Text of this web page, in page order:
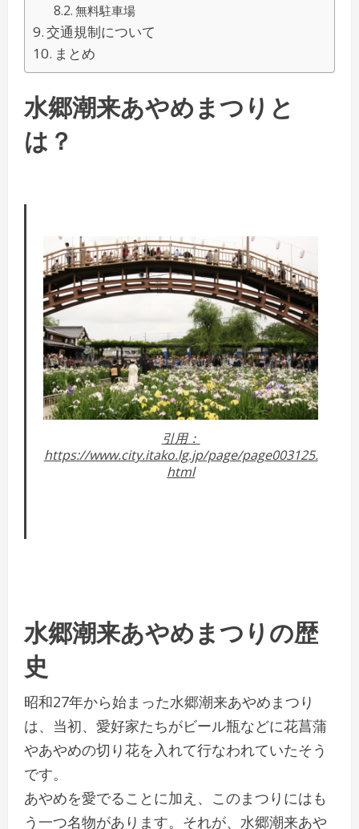
無料駐車場
交通規制について
まとめ
水郷潮来あやめまつりと
は？
引用：
https://www.city.itako.lg.jp/page/page003125.
html
水郷潮来あやめまつりの歴
史
昭和27年から始まった水郷潮来あやめまつり
は、当初、愛好家たちがビール瓶などに花菖蒲
やあやめの切り花を入れて行なわれていたそう
です。
あやめを愛でることに加え、このまつりにはも
う一つ名物があります。それが、水郷潮来あや